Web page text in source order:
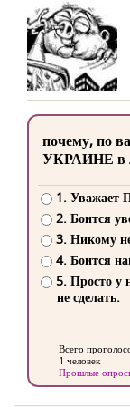
почему, по
УКРАИНЕ в
1. Уважает
2. Боится
3. Никому
4. Боится
5. Просто у
не сделать.
Всего
1 человек
Прошлые